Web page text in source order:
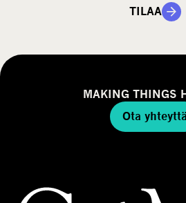
TILAA
MAKING THINGS
Ota yhteyttä